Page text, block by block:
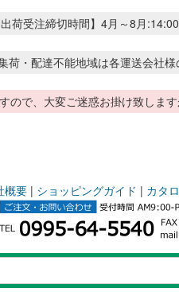
荷受注締切時間】4月～8月
・配達不能地域は各運送会社様
で、大変ご迷惑お掛け致します
概要 | ショッピングガイド | カタ